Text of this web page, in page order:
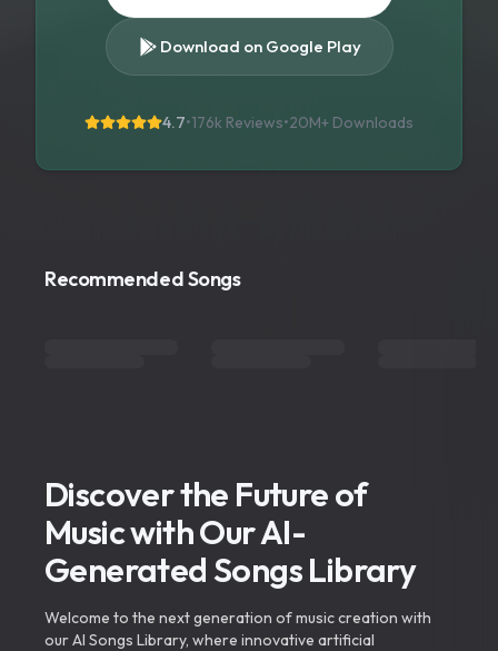
Download on Google Play
4.7•176k Reviews•20M+ Downloads
Recommended Songs
Discover the Future of
Music with Our AI-
Generated Songs Library
Welcome to the next generation of music creation with
our AI Songs Library, where innovative artificial